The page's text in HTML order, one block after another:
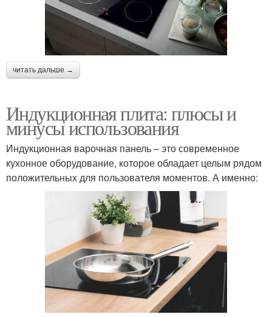
читать дальше →
Индукционная плита: плюсы и
минусы использования
Индукционная варочная панель – это современное
кухонное оборудование, которое обладает целым рядом
положительных для пользователя моментов. А именно: